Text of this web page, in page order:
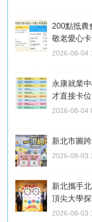
200點抵
敬老愛心
2026-08-04
永康就業
才直接卡位
2026-08-04
新北市圖
2026-08-03
新北攜手
頂尖大學
2026-08-03